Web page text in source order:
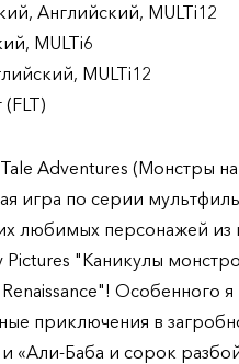
Английский, MULTi12
MULTi6
MULTi12
(FLT)
Adventures (Монстры
игра по серии
любимых персонажей из
"Каникулы
Особенного
приключения в
«Али-Баба и сорок